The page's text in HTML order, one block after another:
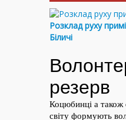
Розклад руху
Біличі